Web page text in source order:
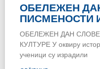
ОБЕЛЕЖЕН
ПИСМЕНОСТИ
ОБЕЛЕЖЕН ДАН
КУЛТУРЕ У оквиру
ученици су израдили